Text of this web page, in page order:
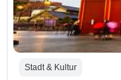
Stadt & Kultur